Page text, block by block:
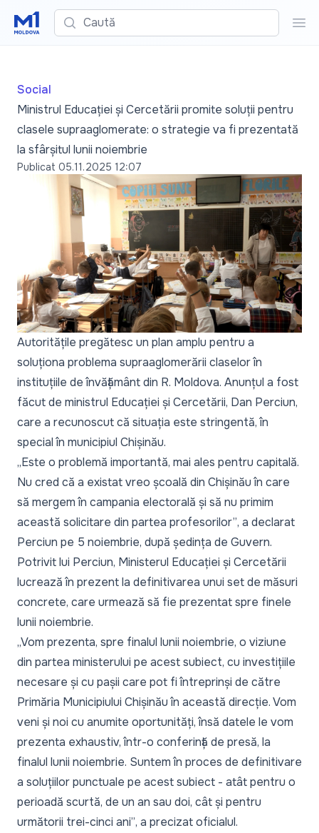
Caută
Social
Ministrul Educației și Cercetării promite soluții pentru
clasele supraaglomerate: o strategie va fi prezentată
la sfârșitul lunii noiembrie
Publicat 05.11.2025 12:07
Autoritățile pregătesc un plan amplu pentru a
soluționa problema supraaglomerării claselor în
instituțiile de învățământ din R. Moldova. Anunțul a fost
făcut de ministrul Educației și Cercetării, Dan Perciun,
care a recunoscut că situația este stringentă, în
special în municipiul Chișinău.
„Este o problemă importantă, mai ales pentru capitală.
Nu cred că a existat vreo școală din Chișinău în care
să mergem în campania electorală și să nu primim
această solicitare din partea profesorilor”, a declarat
Perciun pe 5 noiembrie, după ședința de Guvern.
Potrivit lui Perciun, Ministerul Educației și Cercetării
lucrează în prezent la definitivarea unui set de măsuri
concrete, care urmează să fie prezentat spre finele
lunii noiembrie.
„Vom prezenta, spre finalul lunii noiembrie, o viziune
din partea ministerului pe acest subiect, cu investițiile
necesare și cu pașii care pot fi întreprinși de către
Primăria Municipiului Chișinău în această direcție. Vom
veni și noi cu anumite oportunități, însă datele le vom
prezenta exhaustiv, într-o conferință de presă, la
finalul lunii noiembrie. Suntem în proces de definitivare
a soluțiilor punctuale pe acest subiect - atât pentru o
perioadă scurtă, de un an sau doi, cât și pentru
următorii trei-cinci ani”, a precizat oficialul.